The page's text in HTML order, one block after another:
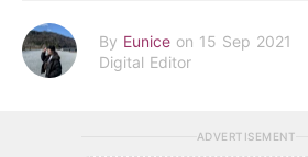
By Eunice on 15 Sep 2021
Digital Editor
ADVERTISEMENT